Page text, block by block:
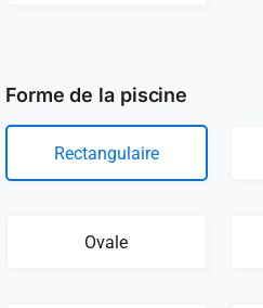
Forme de la piscine
Rectangulaire
Ovale